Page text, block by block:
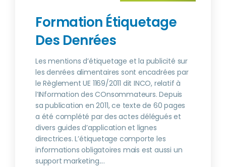
Formation Étiquetage
Des Denrées
Les mentions d’étiquetage et la publicité sur
les denrées alimentaires sont encadrées par
le Règlement UE 1169/2011 dit INCO, relatif à
l’INformation des COnsommateurs. Depuis
sa publication en 2011, ce texte de 60 pages
a été complété par des actes délégués et
divers guides d’application et lignes
directrices. L’étiquetage comporte les
informations obligatoires mais est aussi un
support marketing....